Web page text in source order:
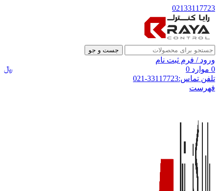
02133117723
جست و جو
ورود / فرم ثبت نام
0 موارد ﷼
0
تلفن تماس:33117723-021
فهرست